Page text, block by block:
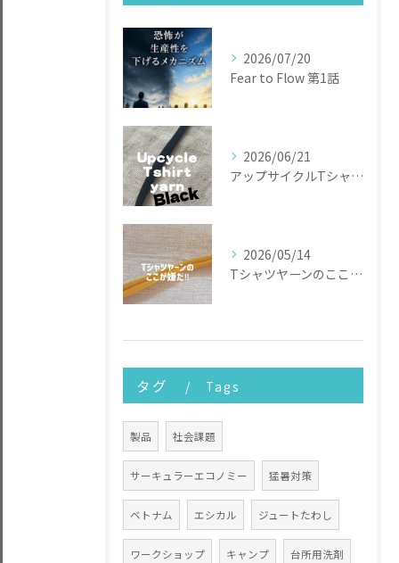
2026/07/20
Fear to Flow 第1話
2026/06/21
アップサイクルTシャツヤーン
2026/05/14
Tシャツヤーンのここが嫌だ
タグ Tags
製品 社会課題
サーキュラーエコノミー 猛暑対策
ベトナム エシカル ジュートたわし
ワークショップ キャンプ 台所用洗剤